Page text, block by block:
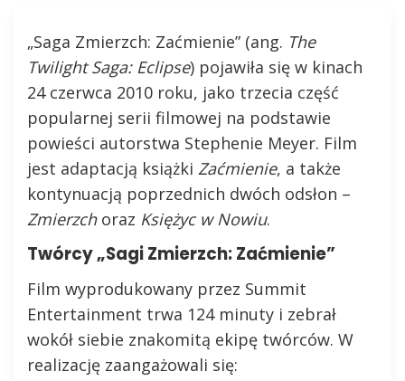
„Saga Zmierzch: Zaćmienie” (ang. The
Twilight Saga: Eclipse) pojawiła się w kinach
24 czerwca 2010 roku, jako trzecia część
popularnej serii filmowej na podstawie
powieści autorstwa Stephenie Meyer. Film
jest adaptacją książki Zaćmienie, a także
kontynuacją poprzednich dwóch odsłon –
Zmierzchoraz Księżyc w Nowiu.
Twórcy „Sagi Zmierzch: Zaćmienie”
Film wyprodukowany przez Summit
Entertainment trwa 124 minuty i zebrał
wokół siebie znakomitą ekipę twórców. W
realizację zaangażowali się: